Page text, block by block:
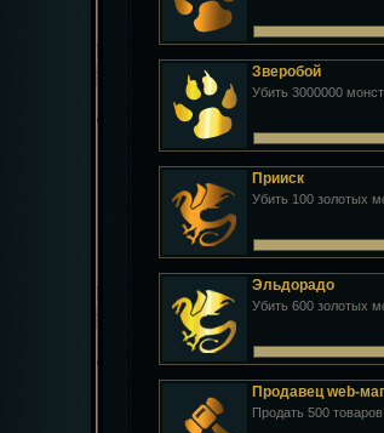
Зверобой
Убить 3000000
Прииск
Убить 100 золотых
Эльдорадо
Убить 600 золотых
Продавец web-
Продать 500